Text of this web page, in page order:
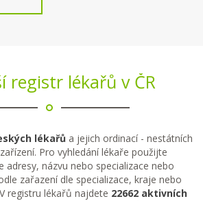
registr lékařů v ČR
lékařů a jejich ordinací - nestátních
Pro vyhledání lékaře použijte
adresy, názvu nebo specializace nebo
zařazení dle specializace, kraje nebo
registru lékařů najdete 22662 aktivních